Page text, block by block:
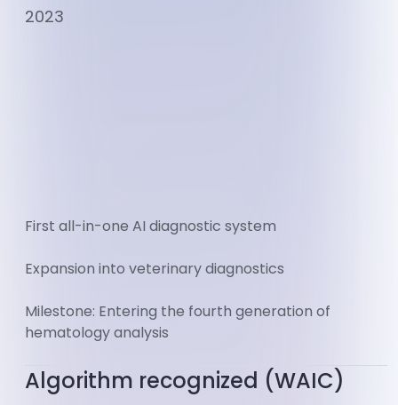
2023
First all-in-one AI diagnostic system
Expansion into veterinary diagnostics
Milestone: Entering the fourth generation of
hematology analysis
Algorithm recognized (WAIC)